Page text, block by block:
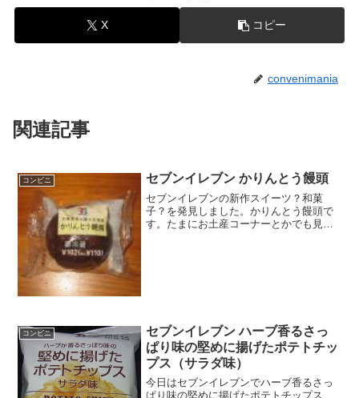
X コピー
convenimania
関連記事
コンビニ セブンイレブン かりんとう饅頭
セブンイレブンの新作スイーツ？和菓
子？を発見しました。かりんとう饅頭で
す。たまにお土産コーナーとかでも見ま
コンビニ
セブンイレブン ハーブ香るさっ
ぱり味の堅めに揚げたポテトチッ
プス（サラダ味）
今日はセブンイレブンでハーブ香るさっ
ぱり味の堅めに揚げたポテトチップス